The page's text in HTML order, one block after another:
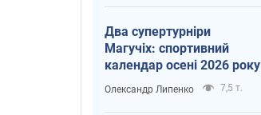
Два супертурніри
Магучіх: спортивний
календар осені 2026 року
Олександр Липенко 7,5 т.